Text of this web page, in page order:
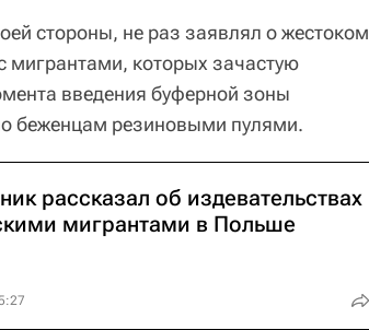
стороны, не раз заявлял о жестоком
мигрантами, которых зачастую
введения буферной зоны
беженцам резиновыми пулями.
рассказал об издевательствах
мигрантами в Польше